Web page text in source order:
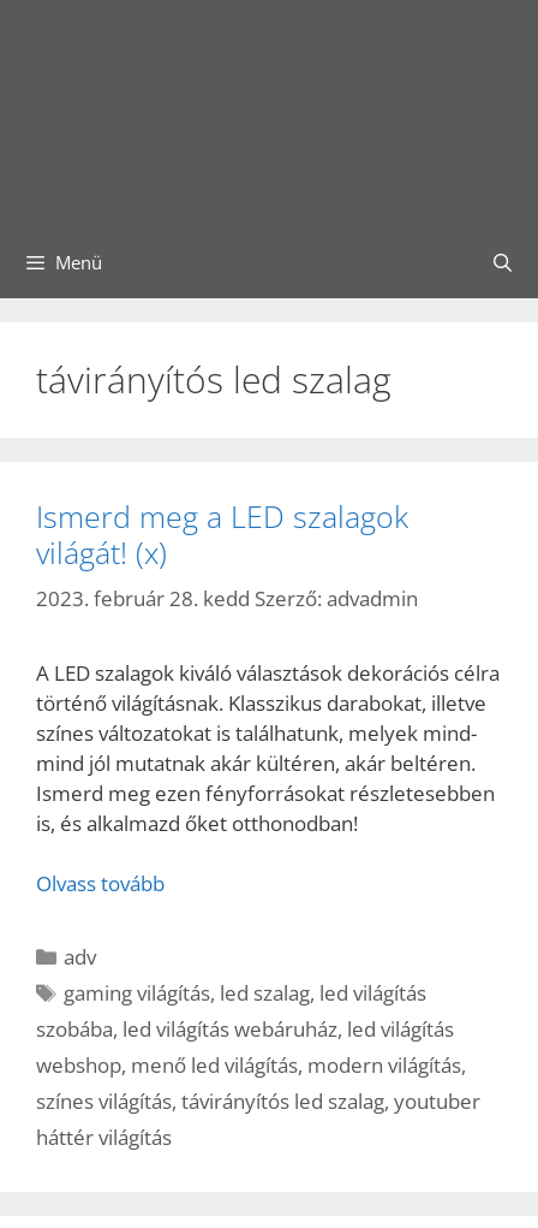
Menü
távirányítós led szalag
Ismerd meg a LED szalagok
világát! (x)
2023. február 28. kedd Szerző: advadmin
A LED szalagok kiváló választások dekorációs célra
történő világításnak. Klasszikus darabokat, illetve
színes változatokat is találhatunk, melyek mind-
mind jól mutatnak akár kültéren, akár beltéren.
Ismerd meg ezen fényforrásokat részletesebben
is, és alkalmazd őket otthonodban!
Olvass tovább
Kategória
adv
Címkék
gaming világítás, led szalag, led világítás
szobába, led világítás webáruház, led világítás
webshop, menő led világítás, modern világítás,
színes világítás, távirányítós led szalag, youtuber
háttér világítás